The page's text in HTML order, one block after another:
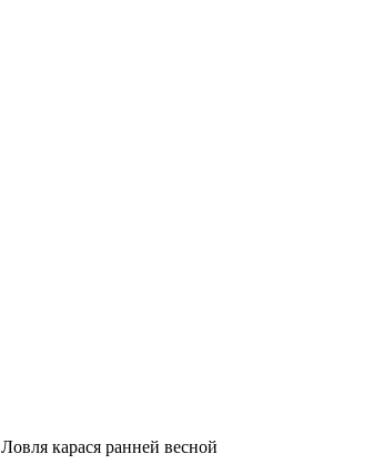
Ловля карася ранней весной